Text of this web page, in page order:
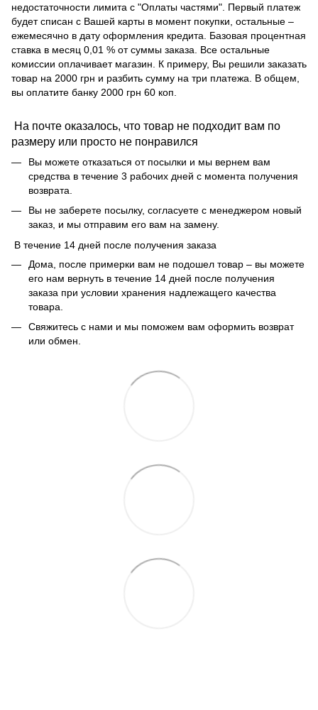
недостаточности лимита с "Оплаты частями". Первый платеж
будет списан с Вашей карты в момент покупки, остальные –
ежемесячно в дату оформления кредита. Базовая процентная
ставка в месяц 0,01 % от суммы заказа. Все остальные
комиссии оплачивает магазин. К примеру, Вы решили заказать
товар на 2000 грн и разбить сумму на три платежа. В общем,
вы оплатите банку 2000 грн 60 коп.
На почте оказалось, что товар не подходит вам по
размеру или просто не понравился
Вы можете отказаться от посылки и мы вернем вам
средства в течение 3 рабочих дней с момента получения
возврата.
Вы не заберете посылку, согласуете с менеджером новый
заказ, и мы отправим его вам на замену.
В течение 14 дней после получения заказа
Дома, после примерки вам не подошел товар – вы можете
его нам вернуть в течение 14 дней после получения
заказа при условии хранения надлежащего качества
товара.
Свяжитесь с нами и мы поможем вам оформить возврат
или обмен.